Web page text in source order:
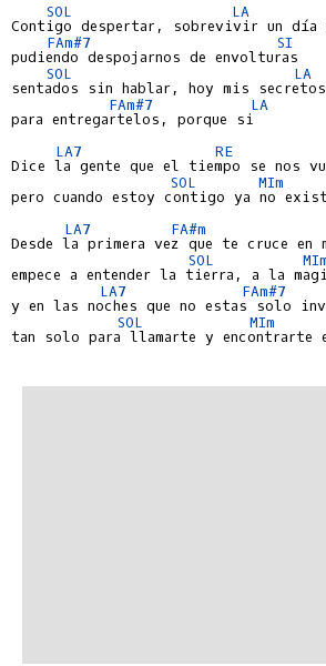
SOL
LA
Contigo despertar, sobrevivir un día
FAm#7
SI
pudiendo despojarnos de envolturas
SOL
LA
sentados sin hablar, hoy mis
FAm#7
LA
para entregartelos, porque si
LA7
RE
Dice la gente que el tiempo se nos
SOL
MIm
pero cuando estoy contigo ya no
LA7
FA#m
Desde la primera vez que te cruce en
SOL
MIm
empece a entender la tierra, a la
LA7
FAm#7
y en las noches que no estas solo
SOL
MIm
tan solo para llamarte y encontrarte